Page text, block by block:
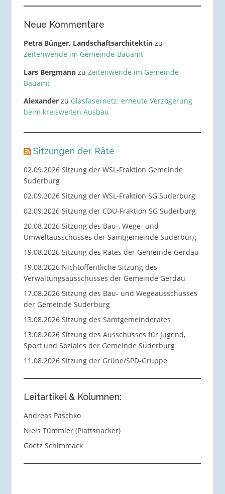
Neue Kommentare
Petra Bünger, Landschaftsarchitektinzu
Zeitenwende im Gemeinde-Bauamt
Lars Bergmannzu Zeitenwende im Gemeinde-
Bauamt
Alexanderzu Glasfasernetz: erneute Verzögerung
beim kreisweiten Ausbau
Sitzungen der Räte
02.09.2026 Sitzung der WSL-Fraktion Gemeinde
Suderburg
02.09.2026 Sitzung der WSL-Fraktion SG Suderburg
02.09.2026 Sitzung der CDU-Fraktion SG Suderburg
20.08.2026 Sitzung des Bau-, Wege- und
Umweltausschusses der Samtgemeinde Suderburg
19.08.2026 Sitzung des Rates der Gemeinde Gerdau
19.08.2026 Nichtöffentliche Sitzung des
Verwaltungsausschusses der Gemeinde Gerdau
17.08.2026 Sitzung des Bau- und Wegeausschusses
der Gemeinde Suderburg
13.08.2026 Sitzung des Samtgemeinderates
13.08.2026 Sitzung des Ausschusses für Jugend,
Sport und Soziales der Gemeinde Suderburg
11.08.2026 Sitzung der Grüne/SPD-Gruppe
Leitartikel & Kolumnen:
Andreas Paschko
Niels Tümmler (Plattsnacker)
Goetz Schimmack